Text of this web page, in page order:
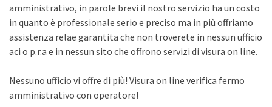
amministrativo, in parole brevi il nostro servizio ha un costo
in quanto è professionale serio e preciso ma in più offriamo
assistenza relae garantita che non troverete in nessun ufficio
aci o p.r.a e in nessun sito che offrono servizi di visura on line.
Nessuno ufficio vi offre di più! Visura on line verifica fermo
amministrativo con operatore!